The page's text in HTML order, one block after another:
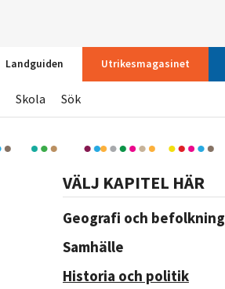
Landguiden Utrikesmagasinet
Skola Sök
VÄLJ KAPITEL HÄR
Geografi och befolkning
Samhälle
Historia och politik